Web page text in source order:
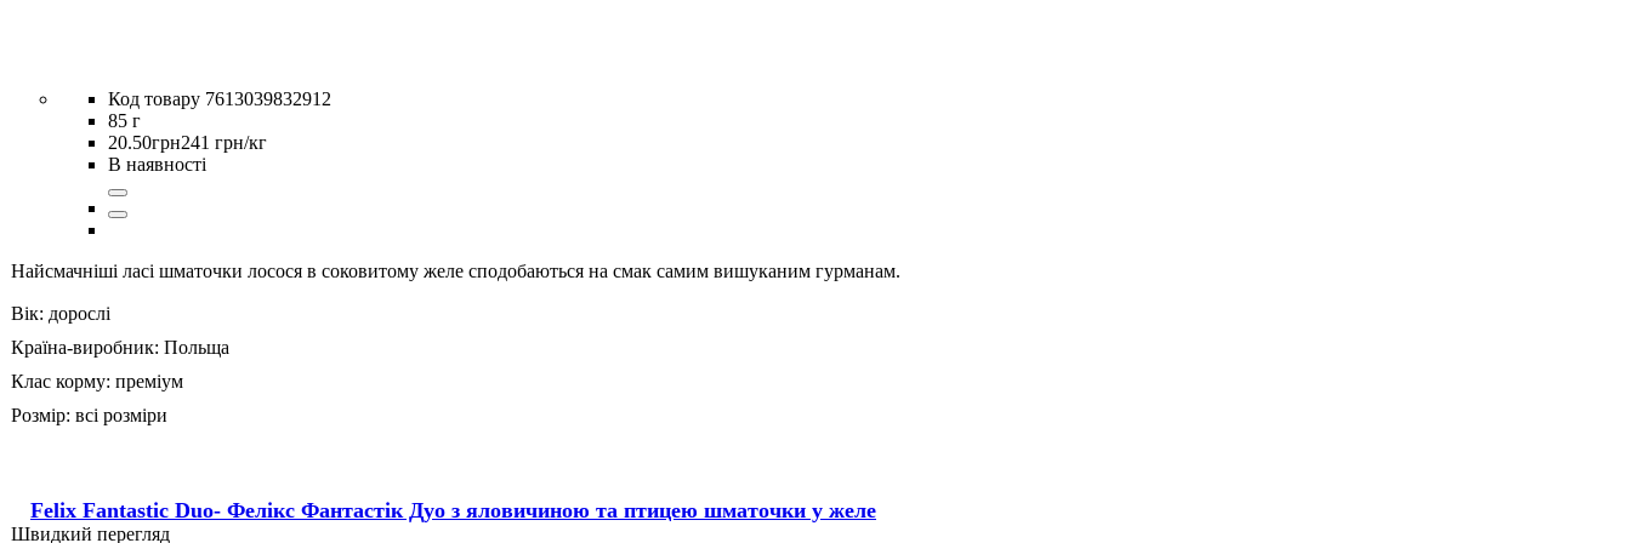
7613039832912
85 г
20.50грн241 грн/кг
В наявності
Найсмачніші ласі шматочки лосося в соковитому желе сподобаються на смак самим вишуканим гурманам.
Вік: дорослі
Країна-виробник: Польща
Клас корму: преміум
Розмір: всі розміри
Felix Fantastic Duo- Фелікс Фантастік Дуо з яловичиною та птицею шматочки у желе
Швидкий перегляд